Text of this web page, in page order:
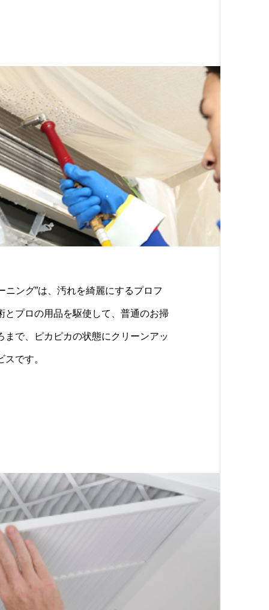
ニング”は、汚れを綺麗にするプロフ
とプロの用品を駆使して、普通のお掃
まで、ピカピカの状態にクリーンアッ
です。